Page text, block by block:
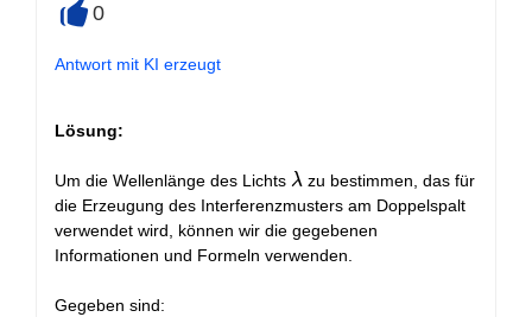
0
Antwort mit KI erzeugt
Lösung:
Um die Wellenlänge des Lichts \lambda
λ zu bestimmen, das für
die Erzeugung des Interferenzmusters am Doppelspalt
verwendet wird, können wir die gegebenen
Informationen und Formeln verwenden.
Gegeben sind: